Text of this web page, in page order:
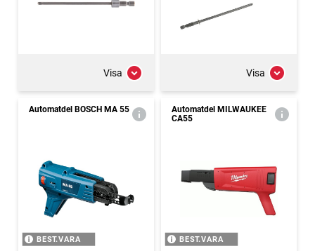
Visa Visa
Automatdel BOSCH MA 55
BEST.VARA
Automatdel MILWAUKEE
CA55
BEST.VARA